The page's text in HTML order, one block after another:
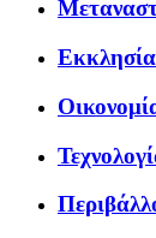
Εκκλησία